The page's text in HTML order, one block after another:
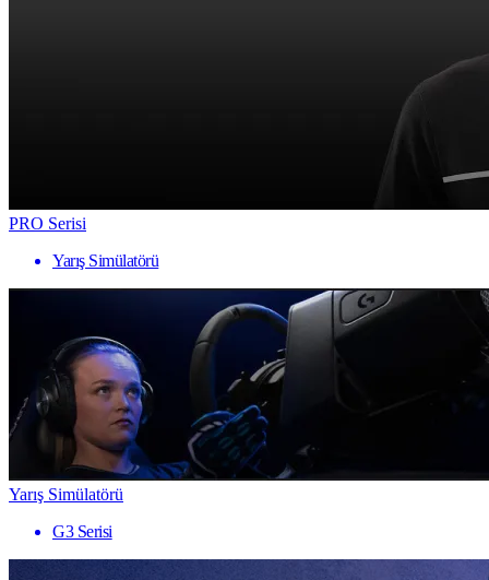
PRO Serisi
Yarış Simülatörü
Yarış Simülatörü
G3 Serisi